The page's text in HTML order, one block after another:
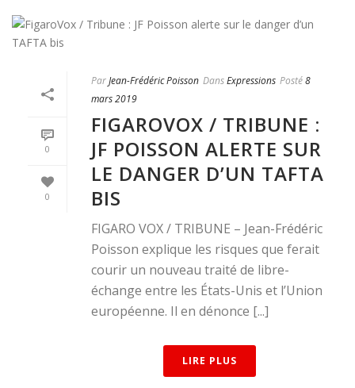
0
0
ParJean-Frédéric Poisson DansExpressions Posté8
mars 2019
FIGAROVOX / TRIBUNE :
JF POISSON ALERTE SUR
LE DANGER D’UN TAFTA
BIS
FIGARO VOX / TRIBUNE – Jean-Frédéric
Poisson explique les risques que ferait
courir un nouveau traité de libre-
échange entre les États-Unis et l’Union
européenne. Il en dénonce [...]
LIRE PLUS